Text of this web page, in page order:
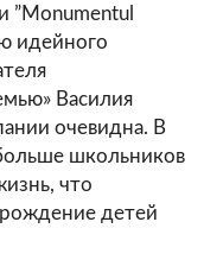
”Monumentul
идейного
Василия
очевидна. В
школьников
что
детей